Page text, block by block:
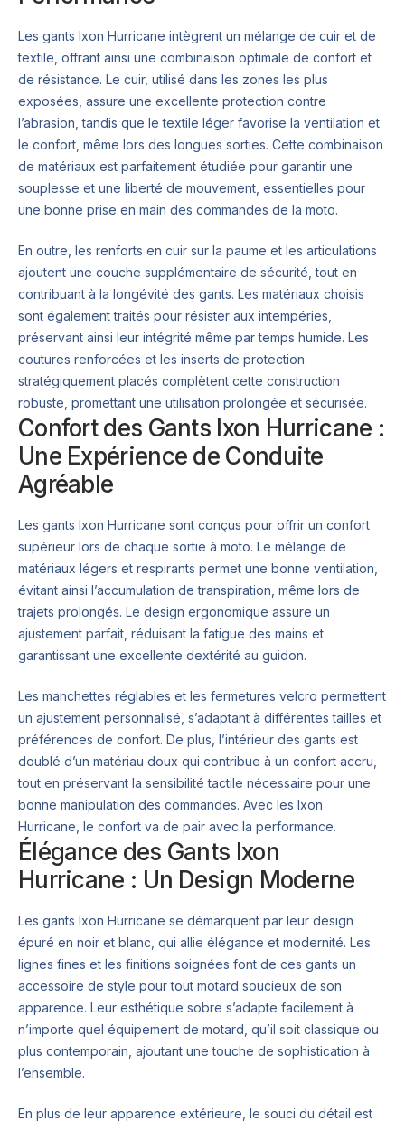
Les gants Ixon Hurricane intègrent un mélange de cuir et de
textile, offrant ainsi une combinaison optimale de confort et
de résistance. Le cuir, utilisé dans les zones les plus
exposées, assure une excellente protection contre
l’abrasion, tandis que le textile léger favorise la ventilation et
le confort, même lors des longues sorties. Cette combinaison
de matériaux est parfaitement étudiée pour garantir une
souplesse et une liberté de mouvement, essentielles pour
une bonne prise en main des commandes de la moto.
En outre, les renforts en cuir sur la paume et les articulations
ajoutent une couche supplémentaire de sécurité, tout en
contribuant à la longévité des gants. Les matériaux choisis
sont également traités pour résister aux intempéries,
préservant ainsi leur intégrité même par temps humide. Les
coutures renforcées et les inserts de protection
stratégiquement placés complètent cette construction
robuste, promettant une utilisation prolongée et sécurisée.
Confort des Gants Ixon Hurricane :
Une Expérience de Conduite
Agréable
Les gants Ixon Hurricane sont conçus pour offrir un confort
supérieur lors de chaque sortie à moto. Le mélange de
matériaux légers et respirants permet une bonne ventilation,
évitant ainsi l’accumulation de transpiration, même lors de
trajets prolongés. Le design ergonomique assure un
ajustement parfait, réduisant la fatigue des mains et
garantissant une excellente dextérité au guidon.
Les manchettes réglables et les fermetures velcro permettent
un ajustement personnalisé, s’adaptant à différentes tailles et
préférences de confort. De plus, l’intérieur des gants est
doublé d’un matériau doux qui contribue à un confort accru,
tout en préservant la sensibilité tactile nécessaire pour une
bonne manipulation des commandes. Avec les Ixon
Hurricane, le confort va de pair avec la performance.
Élégance des Gants Ixon
Hurricane : Un Design Moderne
Les gants Ixon Hurricane se démarquent par leur design
épuré en noir et blanc, qui allie élégance et modernité. Les
lignes fines et les finitions soignées font de ces gants un
accessoire de style pour tout motard soucieux de son
apparence. Leur esthétique sobre s’adapte facilement à
n’importe quel équipement de motard, qu’il soit classique ou
plus contemporain, ajoutant une touche de sophistication à
l’ensemble.
En plus de leur apparence extérieure, le souci du détail est